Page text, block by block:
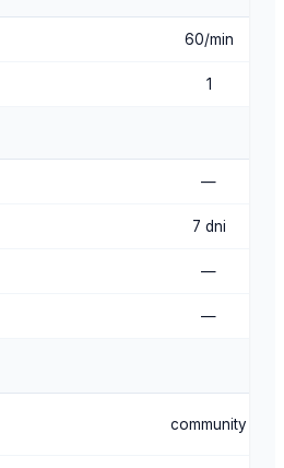
60/min
1
—
7 dni
—
—
community